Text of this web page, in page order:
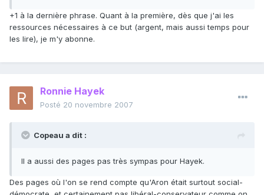
+1 à la dernière phrase. Quant à la première, dès que j'ai les
ressources nécessaires à ce but (argent, mais aussi temps pour
les lire), je m'y abonne.
Ronnie Hayek
Posté 20 novembre 2007
Copeau a dit :
Il a aussi des pages pas très sympas pour Hayek.
Des pages où l'on se rend compte qu'Aron était surtout social-